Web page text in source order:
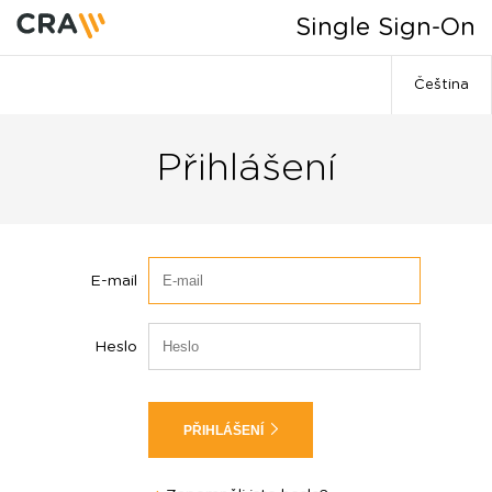
Single Sign-On
Čeština
Přihlášení
E-mail
Heslo
PŘIHLÁŠENÍ